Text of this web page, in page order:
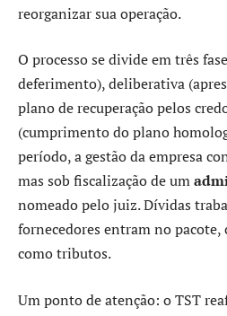
reorganizar sua operação.
O processo se divide em três
deferimento), deliberativa
plano de recuperação pelos
(cumprimento do plano
período, a gestão da empresa
mas sob fiscalização de um
nomeado pelo juiz. Dívidas
fornecedores entram no pacote,
como tributos.
Um ponto de atenção: o TST